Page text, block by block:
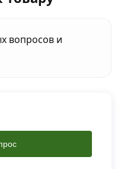
вопросов и